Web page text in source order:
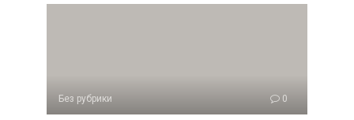
Без рубрики 0